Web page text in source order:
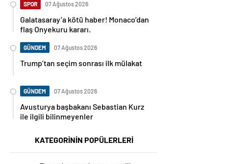
SPOR 07 Ağustos 2026
Galatasaray’a kötü haber! Monaco’dan
flaş Onyekuru kararı.
GÜNDEM 07 Ağustos 2026
Trump’tan seçim sonrası ilk mülakat
GÜNDEM 07 Ağustos 2026
Avusturya başbakanı Sebastian Kurz
ile ilgili bilinmeyenler
KATEGORİNİN POPÜLERLERİ